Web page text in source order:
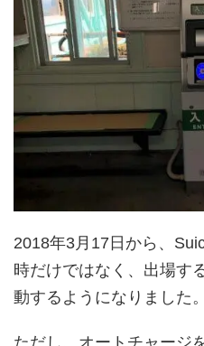
2018年3月17日から、
時だけではなく、出場す
動するようになりました。
ただし、オートチャージ